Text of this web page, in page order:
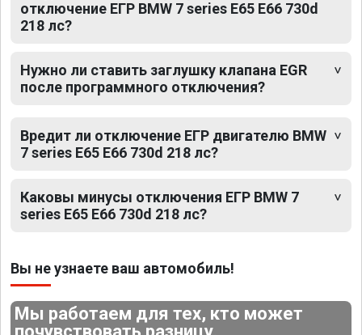
отключение ЕГР BMW 7 series E65 E66 730d
218 лс?
Нужно ли ставить заглушку клапана EGR
после программного отключения?
Вредит ли отключение ЕГР двигателю BMW
7 series E65 E66 730d 218 лс?
Каковы минусы отключения ЕГР BMW 7
series E65 E66 730d 218 лс?
Вы не узнаете ваш автомобиль!
Мы работаем для тех, кто может